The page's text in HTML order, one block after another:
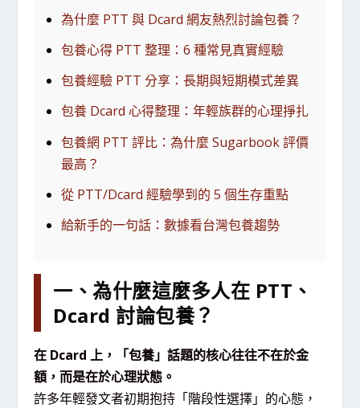
為什麼 PTT 與 Dcard 網友熱烈討論包養？
包養心得 PTT 整理：6 種常見真實經驗
包養經驗 PTT 分享：長期與短期模式差異
包養 Dcard 心得整理：年輕族群的心理掙扎
包養網 PTT 評比：為什麼 Sugarbook 評價
最高？
從 PTT/Dcard 經驗學到的 5 個生存重點
給新手的一句話：數據看台灣包養趨勢
一、為什麼這麼多人在 PTT、
Dcard 討論包養？
在 Dcard 上，「包養」話題的核心往往不在於金
額，而是在於心理狀態。
許多年輕發文者初期抱持「階段性選擇」的心態，